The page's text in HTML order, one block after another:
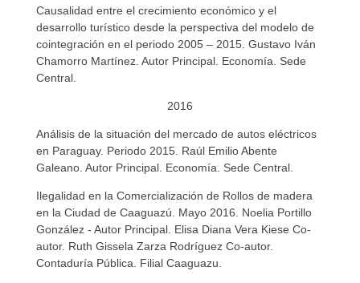
Causalidad entre el crecimiento económico y el
desarrollo turístico desde la perspectiva del modelo de
cointegración en el periodo 2005 – 2015. Gustavo Iván
Chamorro Martínez. Autor Principal. Economía. Sede
Central.
2016
Análisis de la situación del mercado de autos eléctricos
en Paraguay. Periodo 2015. Raúl Emilio Abente
Galeano. Autor Principal. Economía. Sede Central.
Ilegalidad en la Comercialización de Rollos de madera
en la Ciudad de Caaguazú. Mayo 2016. Noelia Portillo
González - Autor Principal. Elisa Diana Vera Kiese Co-
autor. Ruth Gissela Zarza Rodríguez Co-autor.
Contaduría Pública. Filial Caaguazu.